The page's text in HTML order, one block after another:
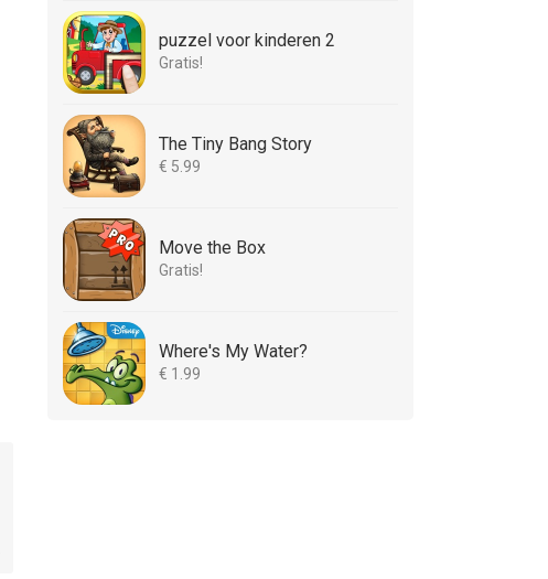
puzzel voor kinderen 2
Gratis!
The Tiny Bang Story
€ 5.99
Move the Box
Gratis!
Where's My Water?
€ 1.99